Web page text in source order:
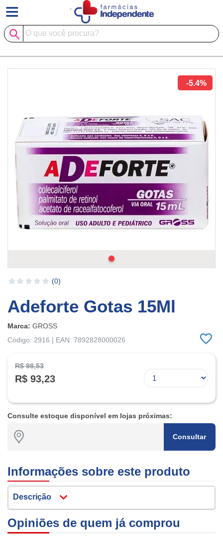
`
-5.4%
(0)
Adeforte Gotas 15Ml
Marca: GROSS
Código: 2916 | EAN: 7892828000026
R$ 98,53
R$ 93,23
Consulte estoque disponível em lojas próximas:
Consultar
Informações sobre este produto
Descrição
Opiniões de quem já comprou